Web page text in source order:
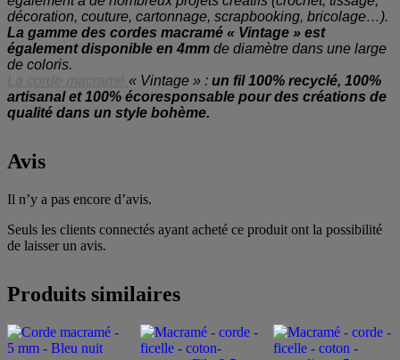
décoration, couture, cartonnage, scrapbooking, bricolage…).
La gamme des cordes macramé « Vintage » est
également disponible en 4mm de diamètre dans une large
de coloris.
« Vintage » : un fil 100% recyclé, 100%
artisanal et 100% écoresponsable pour des créations de
qualité dans un style bohème.
Avis
Il n’y a pas encore d’avis.
Seuls les clients connectés ayant acheté ce produit ont la possibilité
de laisser un avis.
Produits similaires